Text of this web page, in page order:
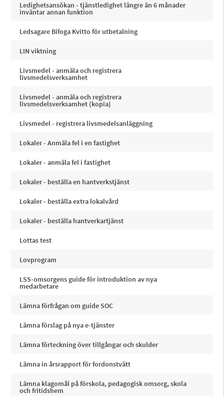
Ledighetsansökan - tjänstledighet längre än 6 månader
inväntar annan funktion
Ledsagare Bifoga Kvitto för utbetalning
LIN viktning
Livsmedel - anmäla och registrera
livsmedelsverksamhet
Livsmedel - anmäla och registrera
livsmedelsverksamhet (kopia)
Livsmedel - registrera livsmedelsanläggning
Lokaler - Anmäla fel i en fastighet
Lokaler - anmäla fel i fastighet
Lokaler - beställa en hantverkstjänst
Lokaler - beställa extra lokalvård
Lokaler - beställa hantverkartjänst
Lottas test
Lovprogram
LSS-omsorgens guide för introduktion av nya
medarbetare
Lämna förfrågan om guide SOC
Lämna förslag på nya e-tjänster
Lämna förteckning över tillgångar och skulder
Lämna in årsrapport för fordonstvätt
Lämna klagomål på förskola, pedagogisk omsorg, skola
och fritidshem